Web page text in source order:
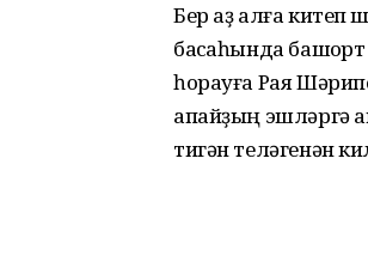
Бер аҙ алға китеп
баҡсаһында
һорауға Рая
апайҙың эшләргә
тигән теләгенән